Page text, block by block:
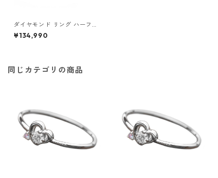
ダイヤモンド リング ハーフエ
タニティ 0.5ct 10.5号 K18 ピ
ンクゴールド ハーフエタニテ
¥134,990
同じカテゴリの商品